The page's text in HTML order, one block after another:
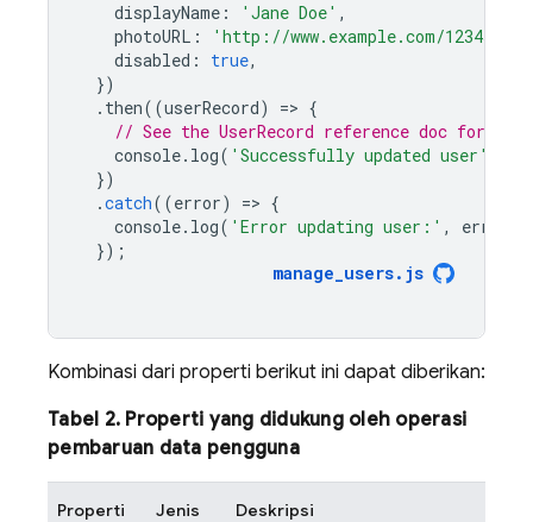
displayName : 'Jane Doe' ,
photoURL :
'http://www.example.com/
disabled : true,
})
. then((userRecord) => {
// See the UserRecord reference doc for the
console. log( 'Successfully updated user'
})
.catch((error) => {
console. log( 'Error updating user:' , error
});
manage_users. js
Kombinasi dari properti berikut ini dapat diberikan:
Tabel 2. Properti yang didukung oleh operasi
pembaruan data pengguna
Properti Jenis Deskripsi